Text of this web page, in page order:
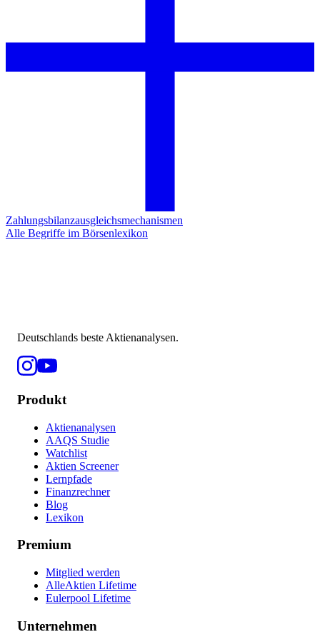
Zahlungsbilanzausgleichsmechanismen
Alle Begriffe im Börsenlexikon
Deutschlands beste Aktienanalysen.
Produkt
Aktienanalysen
AAQS Studie
Watchlist
Aktien Screener
Lernpfade
Finanzrechner
Blog
Lexikon
Premium
Mitglied werden
AlleAktien Lifetime
Eulerpool Lifetime
Unternehmen